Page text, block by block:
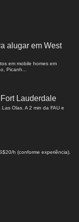
alugar em West
em mobile homes em
Picanh...
Lauderdale
Olas. A 2 min da FAU e
h (conforme experiência).